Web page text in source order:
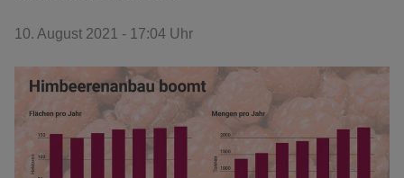
10. August 2021 - 17:04 Uhr